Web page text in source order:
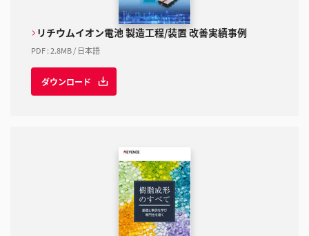
リチウムイオン電池 製造工程/装置 改善実績事例
PDF:2.8MB/ 日本語
ダウンロード